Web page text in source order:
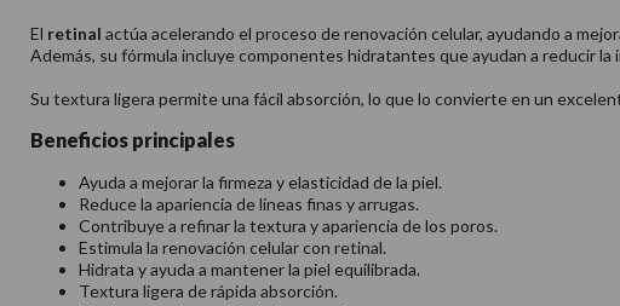
El retinal actúa acelerando el proceso de renovación celular, ayudando a
Además, su fórmula incluye componentes hidratantes que ayudan a reducir
Su textura ligera permite una fácil absorción, lo que lo convierte en un
Beneficios principales
Ayuda a mejorar la firmeza y elasticidad de la piel.
Reduce la apariencia de líneas finas y arrugas.
Contribuye a refinar la textura y apariencia de los poros.
Estimula la renovación celular con retinal.
Hidrata y ayuda a mantener la piel equilibrada.
Textura ligera de rápida absorción.